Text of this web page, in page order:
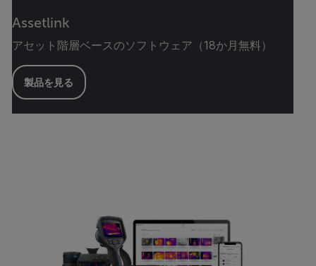
Assetlink
アセット階層ベースのソフトウェア（18か月無料）
製品を見る